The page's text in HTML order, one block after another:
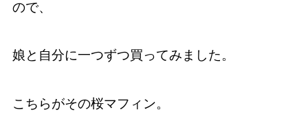
ので、
娘と自分に一つずつ買ってみました。
こちらがその桜マフィン。